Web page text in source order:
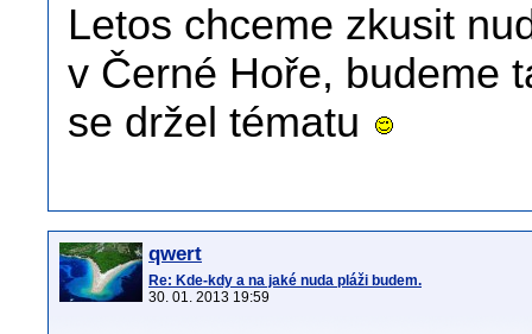
Letos chceme zkusit
v Černé Hoře, budeme
se držel tématu
qwert
Re: Kde-kdy a na jaké nuda pláži budem.
30. 01. 2013 19:59